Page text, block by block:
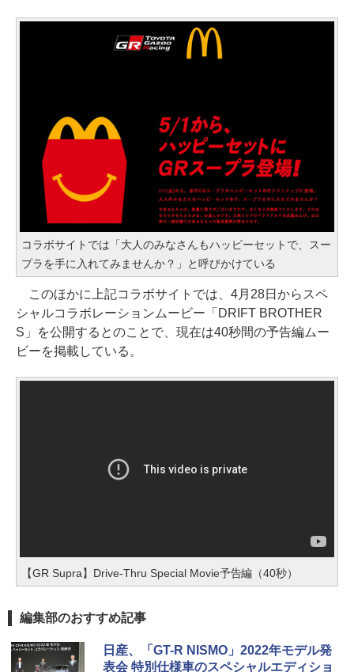
コラボサイトでは「大人のみなさんもハッピーセットで、スー
プラを手に入れてみませんか？」と呼びかけている
このほかに上記コラボサイトでは、4月28日からスペ
シャルコラボレーションムービー「DRIFT BROTHER
S」を公開するとのことで、現在は40秒間の予告編ムー
ビーを掲載している。
【GR Supra】Drive-Thru Special Movie予告編（40秒）
編集部のおすすめ記事
日産、「GT-R NISMO」2022年モデル発
表会 特別仕様車のスペシャルエディショ